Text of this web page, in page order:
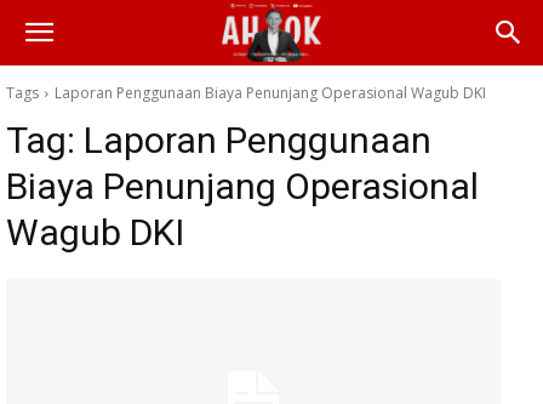
Tags Laporan Penggunaan Biaya Penunjang Operasional Wagub DKI
Tag: Laporan Penggunaan
Biaya Penunjang Operasional
Wagub DKI